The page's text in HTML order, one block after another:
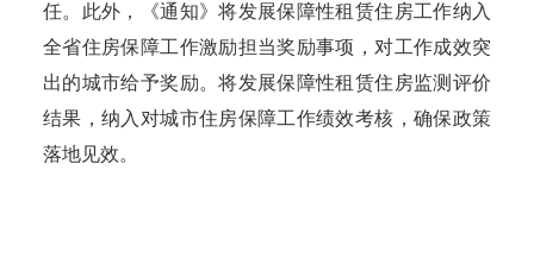
任。此外，《通知》将发展保障性租赁住房工作纳入
全省住房保障工作激励担当奖励事项，对工作成效突
出的城市给予奖励。将发展保障性租赁住房监测评价
结果，纳入对城市住房保障工作绩效考核，确保政策
落地见效。